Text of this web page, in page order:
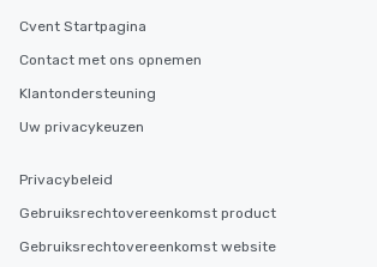
Cvent Startpagina
Contact met ons opnemen
Klantondersteuning
Uw privacykeuzen
Privacybeleid
Gebruiksrechtovereenkomst product
Gebruiksrechtovereenkomst website